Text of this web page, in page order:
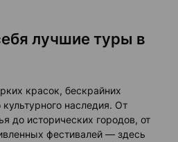
лучшие туры в
красок, бескрайних
наследия. От
до исторических городов, от
фестивалей — здесь